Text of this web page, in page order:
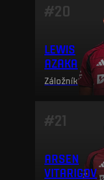
#20
LEWIS
AZAKA
Záložník
#21
ARSEN
VITARIGOV